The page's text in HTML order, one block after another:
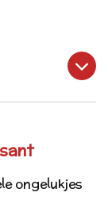
ongelukjes